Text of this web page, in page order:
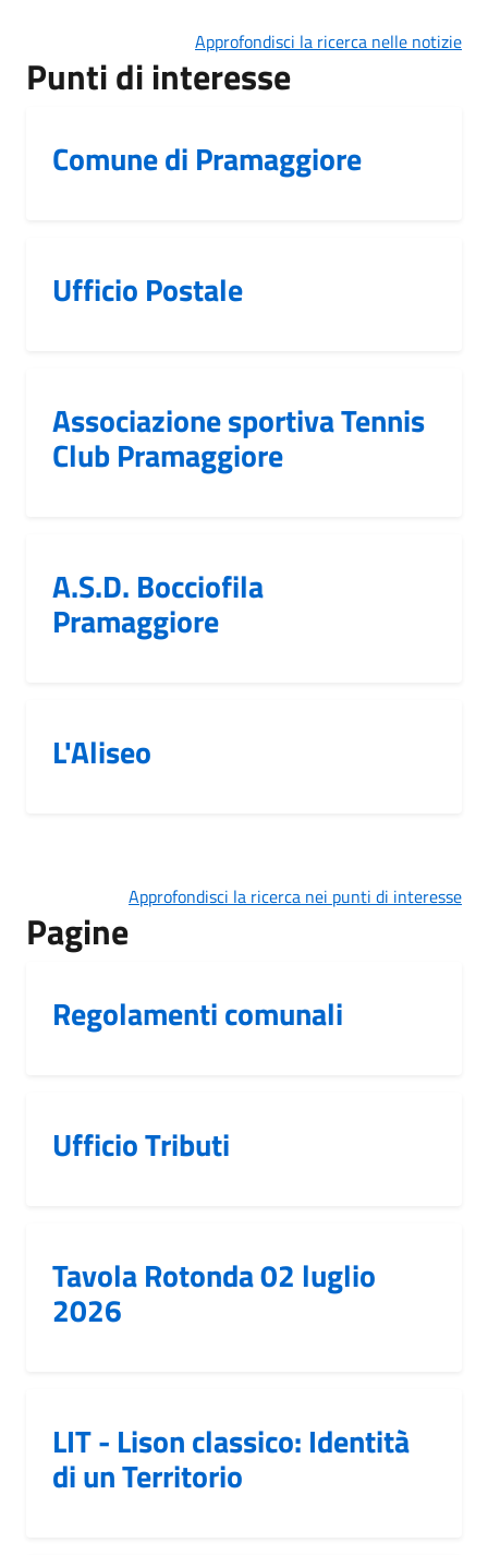
Approfondisci la ricerca nelle notizie
Punti di interesse
Comune di Pramaggiore
Ufficio Postale
Associazione sportiva Tennis
Club Pramaggiore
A.S.D. Bocciofila
Pramaggiore
L'Aliseo
Approfondisci la ricerca nei punti di interesse
Pagine
Regolamenti comunali
Ufficio Tributi
Tavola Rotonda 02 luglio
2026
LIT - Lison classico: Identità
di un Territorio